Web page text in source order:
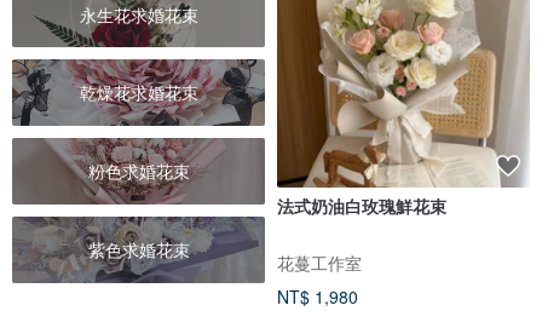
永生花求婚花束
乾燥花求婚花束
粉色求婚花束
紫色求婚花束
法式奶油白玫瑰鮮花束
花蔓工作室
NT$ 1,980